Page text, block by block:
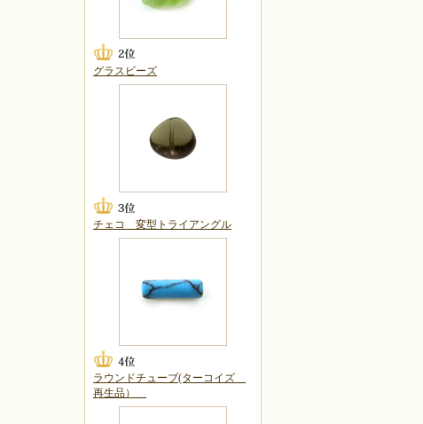
グラスビーズ
チェコ 変型トライアングル
ラウンドチューブ(ターコイズ
再生品）